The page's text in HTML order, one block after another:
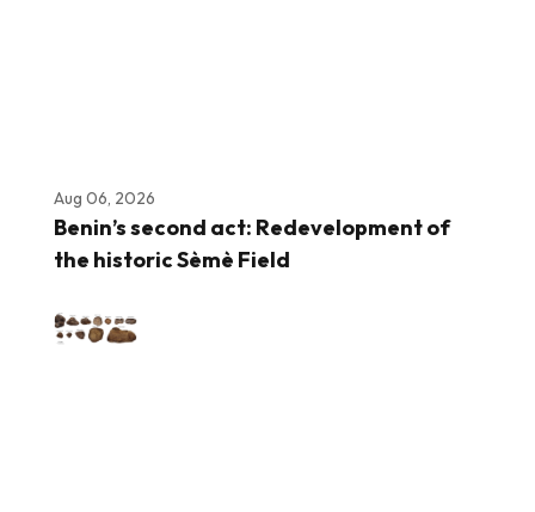
Aug 06, 2026
Benin’s second act: Redevelopment of
the historic Sèmè Field